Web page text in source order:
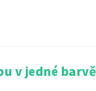
v jedné barvě